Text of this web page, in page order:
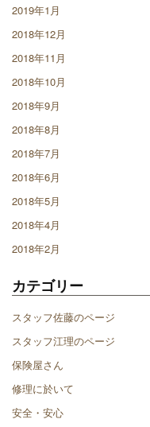
2019年1月
2018年12月
2018年11月
2018年10月
2018年9月
2018年8月
2018年7月
2018年6月
2018年5月
2018年4月
2018年2月
カテゴリー
スタッフ佐藤のページ
スタッフ江理のページ
保険屋さん
修理に於いて
安全・安心